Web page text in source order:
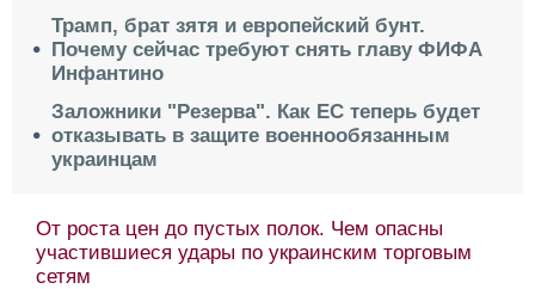
Трамп, брат зятя и европейский бунт.
Почему сейчас требуют снять главу ФИФА
Инфантино
Заложники "Резерва". Как ЕС теперь будет
отказывать в защите военнообязанным
украинцам
От роста цен до пустых полок. Чем опасны
участившиеся удары по украинским торговым
сетям